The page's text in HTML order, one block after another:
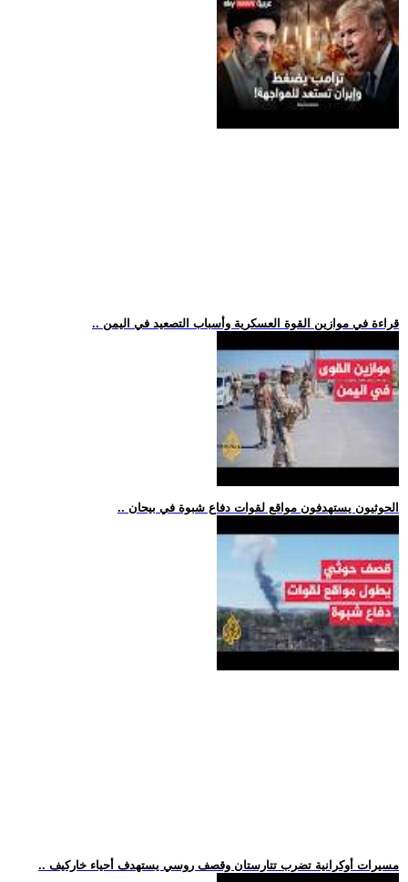
.. قراءة في موازين القوة العسكرية وأسباب التصعيد في اليمن
.. الحوثيون يستهدفون مواقع لقوات دفاع شبوة في بيحان
.. مسيرات أوكرانية تضرب تتارستان وقصف روسي يستهدف أحياء خاركيف